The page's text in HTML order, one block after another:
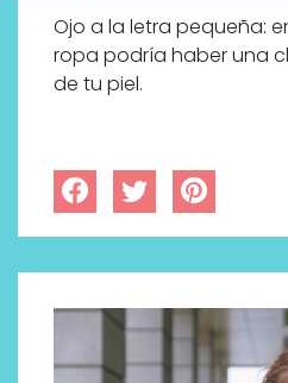
Ojo a la letra pequeña:
ropa podría haber una
de tu piel.